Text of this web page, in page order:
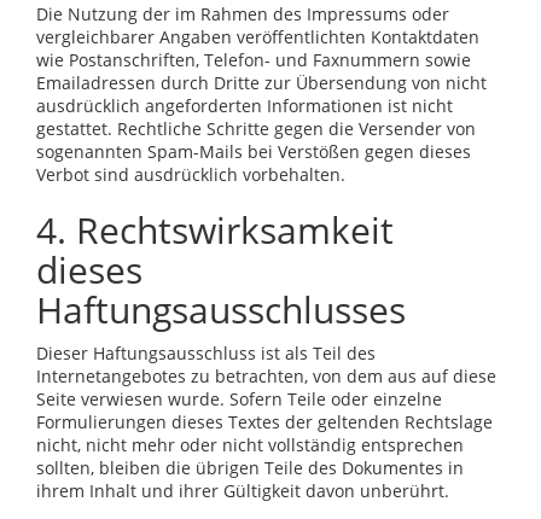
Die Nutzung der im Rahmen des Impressums oder
vergleichbarer Angaben veröffentlichten Kontaktdaten
wie Postanschriften, Telefon- und Faxnummern sowie
Emailadressen durch Dritte zur Übersendung von nicht
ausdrücklich angeforderten Informationen ist nicht
gestattet. Rechtliche Schritte gegen die Versender von
sogenannten Spam-Mails bei Verstößen gegen dieses
Verbot sind ausdrücklich vorbehalten.
4. Rechtswirksamkeit
dieses
Haftungsausschlusses
Dieser Haftungsausschluss ist als Teil des
Internetangebotes zu betrachten, von dem aus auf diese
Seite verwiesen wurde. Sofern Teile oder einzelne
Formulierungen dieses Textes der geltenden Rechtslage
nicht, nicht mehr oder nicht vollständig entsprechen
sollten, bleiben die übrigen Teile des Dokumentes in
ihrem Inhalt und ihrer Gültigkeit davon unberührt.